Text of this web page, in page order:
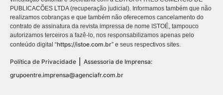
PUBLICACÕES LTDA (recuperação judicial). Informamos também que não
realizamos cobranças e que também não oferecemos cancelamento do
contrato de assinatura da revista impressa de nome ISTOÉ, tampouco
autorizamos terceiros a fazê-lo, nos responsabilizamos apenas pelo
conteúdo digital “https://istoe.com.br” e seus respectivos sites.
Política de Privacidade
Assessoria de Imprensa:
grupoentre.imprensa@agenciafr.com.br